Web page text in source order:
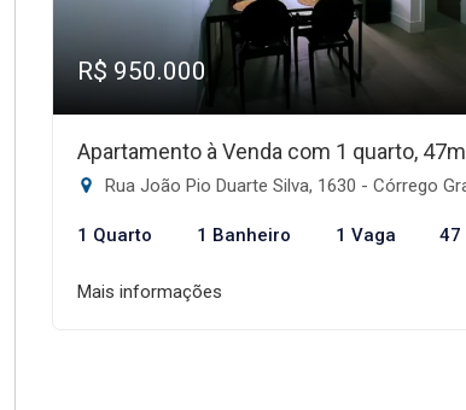
R$ 950.000
Apartamento à Venda com 1 quarto,
Rua João Pio Duarte Silva, 1630 - Córrego Grande,
1 Quarto 1 Banheiro 1 Vaga 47
Mais informações